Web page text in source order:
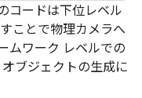
コードは下位レベル
ことで物理カメラへ
ムワーク レベルでの
オブジェクトの生成に